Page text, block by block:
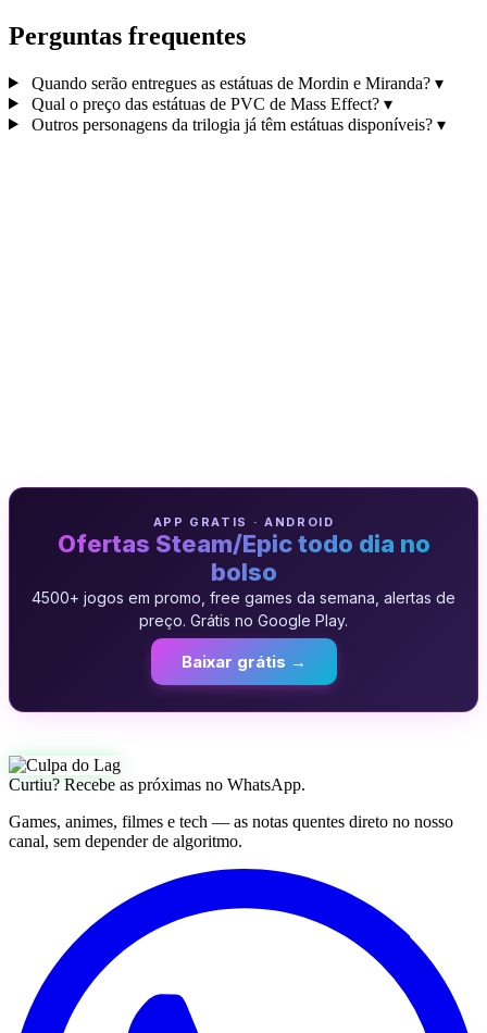
Perguntas frequentes
Quando serão entregues as estátuas de Mordin e Miranda? ▾
Qual o preço das estátuas de PVC de Mass Effect? ▾
Outros personagens da trilogia já têm estátuas disponíveis? ▾
APP GRATIS · ANDROID
Ofertas Steam/Epic todo dia no
bolso
4500+ jogos em promo, free games da semana, alertas de
preço. Grátis no Google Play.
Baixar grátis →
Curtiu? Recebe as próximas no WhatsApp.
Games, animes, filmes e tech — as notas quentes direto no nosso
canal, sem depender de algoritmo.